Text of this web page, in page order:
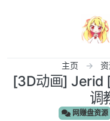
主页
[3D动画] Jerid
调
网赚盘资源